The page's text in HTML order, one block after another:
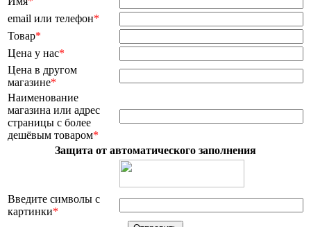
email или телефон*
Товар*
Цена у нас*
Цена в другом
магазине*
Наименование
магазина или адрес
страницы с более
дешёвым товаром*
Защита от автоматического заполнения
Введите символы с
картинки*